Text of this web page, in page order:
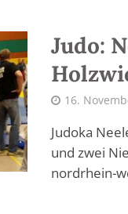
Judo:
16.
Judoka
und zwei
nordrhein-